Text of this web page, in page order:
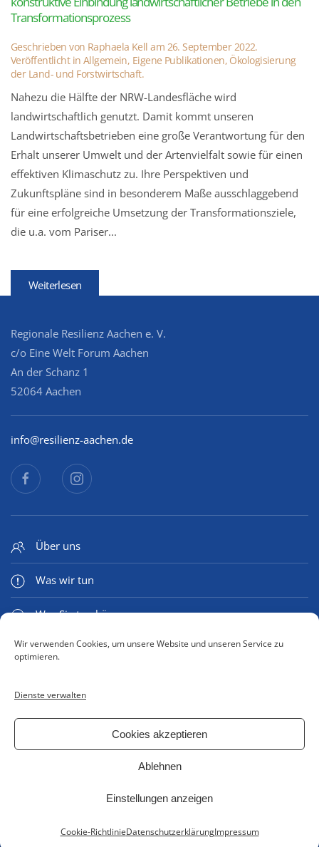
Wir verwenden Cookies, um unsere Website und unseren Service zu
optimieren.
Dienste verwalten
Cookies akzeptieren
Ablehnen
Einstellungen anzeigen
Cookie-RichtlinieDatenschutzerklärungImpressum
Transformationsprozess
Geschrieben von Raphaela Kell am 26. September 2022.
Veröffentlicht in Allgemein, Eigene Publikationen, Ökologisierung
der Land- und Forstwirtschaft.
Nahezu die Hälfte der NRW-Landesfläche wird
landwirtschaftlich genutzt. Damit kommt unseren
Landwirtschaftsbetrieben eine große Verantwortung für den
Erhalt unserer Umwelt und der Artenvielfalt sowie für einen
effektiven Klimaschutz zu. Ihre Perspektiven und
Zukunftspläne sind in besonderem Maße ausschlaggebend
für eine erfolgreiche Umsetzung der Transformationsziele,
die u.a. vom Pariser...
Weiterlesen
Regionale Resilienz Aachen e. V.
c/o Eine Welt Forum Aachen
An der Schanz 1
52064 Aachen
info@resilienz-aachen.de
Über uns
Was wir tun
Was Sie tun können
Medien & Mehr